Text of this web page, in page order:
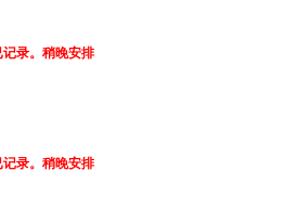
录。稍晚安排
录。稍晚安排